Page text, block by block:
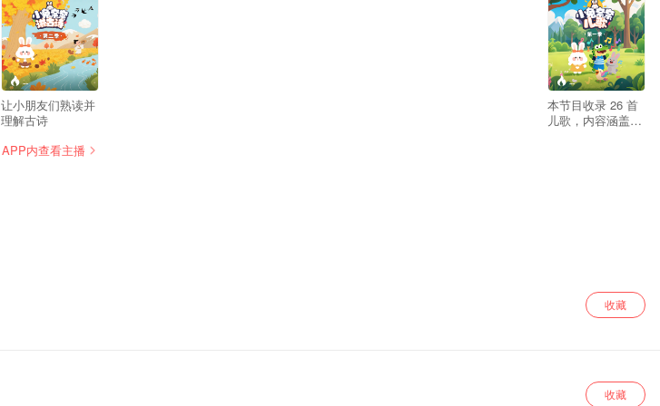
--
让小朋友们熟读并
理解古诗
--
本节目收录 26 首
儿歌，内容涵盖安
APP内查看主播
收藏
收藏